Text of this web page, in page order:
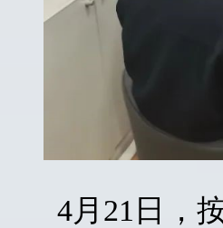
4月21日，按